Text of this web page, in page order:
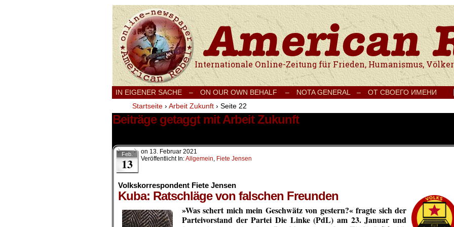
Internationale Onlinezeitung für Frieden, Humanismus, Völkerverständigung und
IN EIGENER SACHE – ON OUR OWN BEHALF – NOTA GENERAL – ОТ СВОЕГО ИМЕНИ
Startseite › Arbeit Zukunft › Seite 22
Beiträge getaggt mit Arbeit Zukunft
Feb.
13
on 13. Februar 2021
Veröffentlicht In:Allgemein, Fiete Jensen
Volkskorrespondent Fiete Jensen
Kuba: Ratschläge von falschen Freunden
»Was schert mich mein Geschwätz von gestern?« fragte sich der
Parteivorstand der Partei Die Linke (PdL) am 23. Januar und